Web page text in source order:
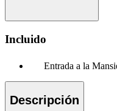
Incluido
Entrada a la
Descripción